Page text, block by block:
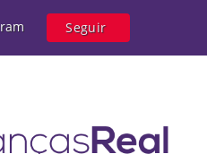
Seguir